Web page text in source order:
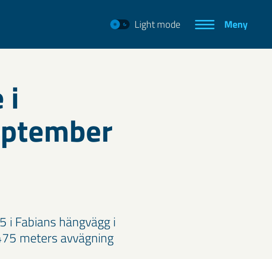
Light mode Meny
i
i Fabians hängvägg i
meters avvägning